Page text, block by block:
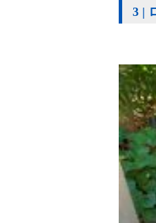
3 |